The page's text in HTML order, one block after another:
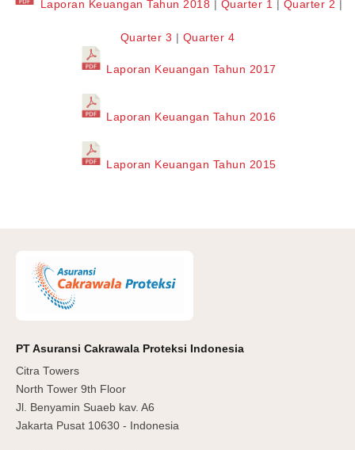
Laporan Keuangan Tahun 2018 | Quarter 1 | Quarter 2 |
Quarter 3 | Quarter 4
Laporan Keuangan Tahun 2017
Laporan Keuangan Tahun 2016
Laporan Keuangan Tahun 2015
PT Asuransi Cakrawala Proteksi Indonesia
Citra Towers
North Tower 9th Floor
Jl. Benyamin Suaeb kav. A6
Jakarta Pusat 10630 - Indonesia